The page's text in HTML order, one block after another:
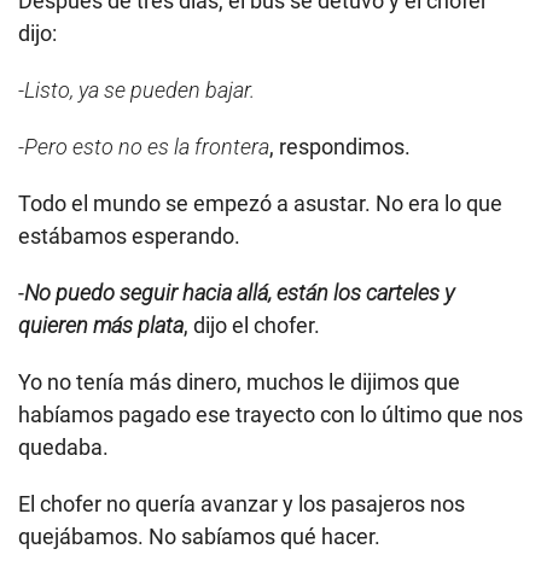
dijo:
-Listo, ya se pueden bajar.
-Pero esto no es la frontera, respondimos.
Todo el mundo se empezó a asustar. No era lo que
estábamos esperando.
-No puedo seguir hacia allá, están los carteles y
quieren más plata, dijo el chofer.
Yo no tenía más dinero, muchos le dijimos que
habíamos pagado ese trayecto con lo último que nos
quedaba.
El chofer no quería avanzar y los pasajeros nos
quejábamos. No sabíamos qué hacer.